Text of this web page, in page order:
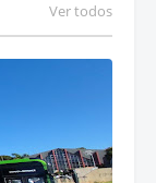
Ver todos